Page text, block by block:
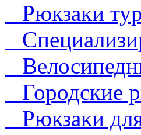
Рюкзаки
Городские
Рюкзаки